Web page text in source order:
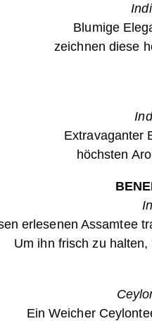
Blumige
zeichnen diese
Extravaganter
höchsten
erlesenen Assamtee
Um ihn frisch zu
Ein Weicher